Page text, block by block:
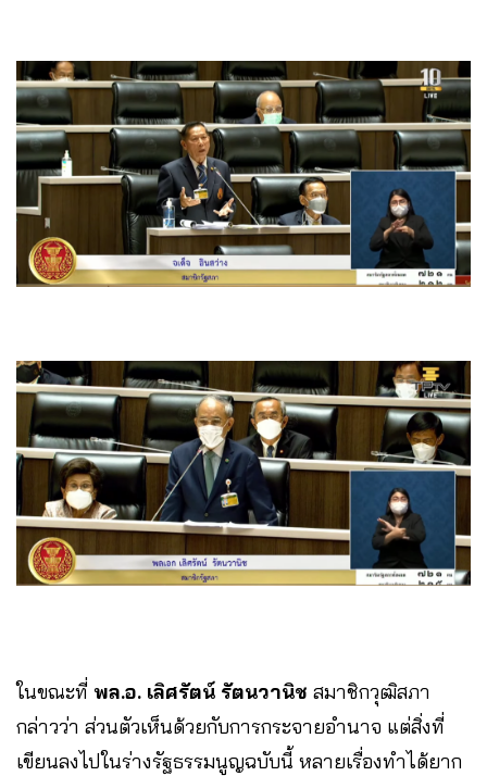
ในขณะที่ พล.อ. เลิศรัตน์ รัตนวานิช สมาชิกวุฒิสภา
กล่าวว่า ส่วนตัวเห็นด้วยกับการกระจายอำนาจ แต่สิ่งที่
เขียนลงไปในร่างรัฐธรรมนูญฉบับนี้ หลายเรื่องทำได้ยาก